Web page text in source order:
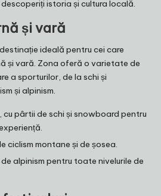
istoria și cultura locală.
și vară
ideală pentru cei care
și vară. Zona oferă o varietate de
a sporturilor, de la schi și
și alpinism.
, cu pârtii de schi și snowboard pentru
ciclism montane și de șosea.
de alpinism pentru toate nivelurile de